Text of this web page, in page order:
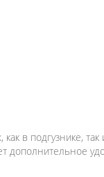
в подгузнике, так
дополнительное